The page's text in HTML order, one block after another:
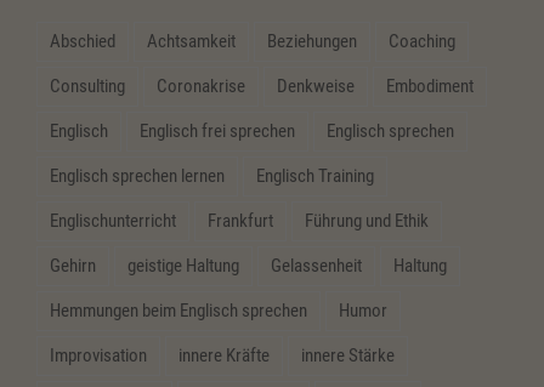
Abschied Achtsamkeit Beziehungen Coaching
Consulting Coronakrise Denkweise Embodiment
Englisch Englisch frei sprechen Englisch sprechen
Englisch sprechen lernen Englisch Training
Englischunterricht Frankfurt Führung und Ethik
Gehirn geistige Haltung Gelassenheit Haltung
Hemmungen beim Englisch sprechen Humor
Improvisation innere Kräfte innere Stärke